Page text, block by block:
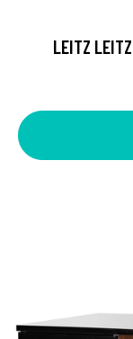
LEITZ